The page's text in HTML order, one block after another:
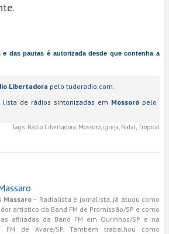
das pautas é autorizada desde que contenha a
Libertadora pelo tudoradio.com.
de rádios sintonizadas em Mossoró pelo
Tags: Rádio Libertadora, Mossoró, igreja, Natal, Tropical
Massaro– Radialista e jornalista, já atuou como
artístico da Band FM de Promissão/SP e como
afiliadas da Band FM em Ourinhos/SP e na
FM de Avaré/SP. Também trabalhou como